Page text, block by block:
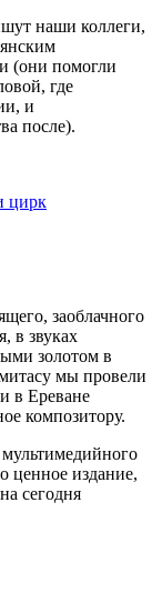
наши коллеги,
(они помогли
где
и
после).
цирк
заоблачного
в звуках
золотом в
мы провели
в Ереване
композитору.
ценное издание,
сегодня